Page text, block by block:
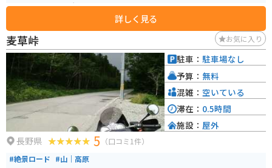
色を感じ取れる場所です。
詳しく見る
麦草峠 お気に入り
長野県 5 （口コミ1件）
#絶景ロード #山｜高原
駐車： 駐車場なし
予算： 無料
混雑： 空いている
滞在： 0.5時間
施設： 屋外